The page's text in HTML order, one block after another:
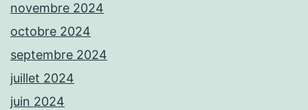
novembre 2024
octobre 2024
septembre 2024
juillet 2024
juin 2024